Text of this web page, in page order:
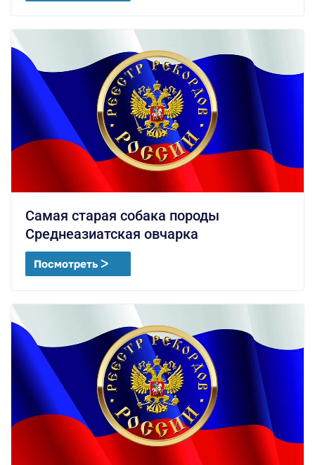
Самая старая собака породы
Среднеазиатская овчарка
Посмотреть ᐳ